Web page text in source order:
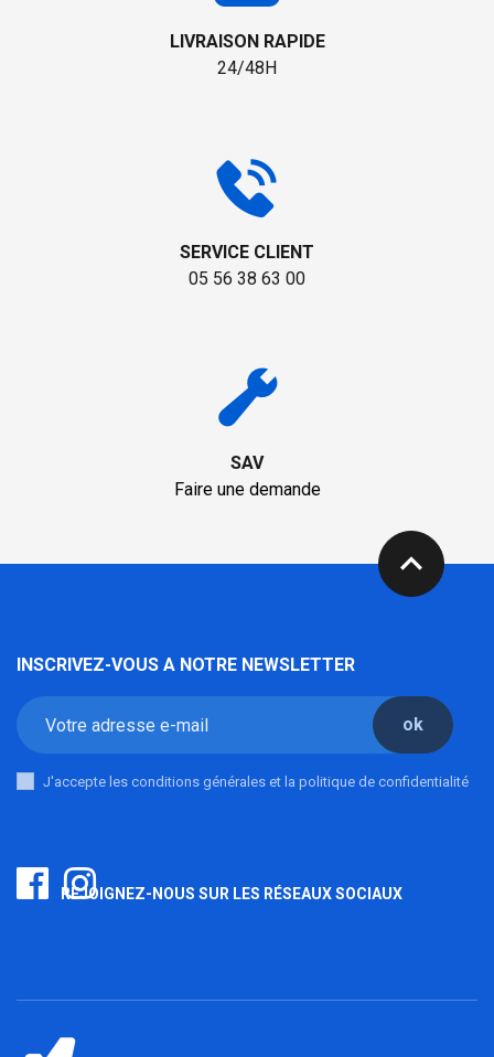
LIVRAISON RAPIDE
24/48H
SERVICE CLIENT
05 56 38 63 00
SAV
Faire une demande
expand_less
INSCRIVEZ-VOUS A NOTRE NEWSLETTER
ok
J'accepte les conditions générales et la politique de confidentialité
REJOIGNEZ-NOUS SUR LES RÉSEAUX SOCIAUX